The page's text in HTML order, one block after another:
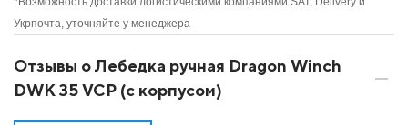
Укрпочта, уточняйте у менеджера
Отзывы о Лебедка ручная Dragon Winch
DWK 35 VCP (с корпусом)